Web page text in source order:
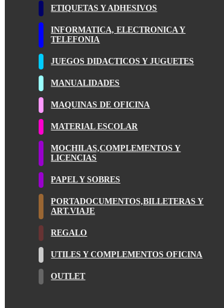
ETIQUETAS Y ADHESIVOS
INFORMATICA, ELECTRONICA Y
TELEFONIA
JUEGOS DIDACTICOS Y JUGUETES
MANUALIDADES
MAQUINAS DE OFICINA
MATERIAL ESCOLAR
MOCHILAS,COMPLEMENTOS Y
LICENCIAS
PAPEL Y SOBRES
PORTADOCUMENTOS,BILLETERAS Y
ART.VIAJE
REGALO
UTILES Y COMPLEMENTOS OFICINA
OUTLET